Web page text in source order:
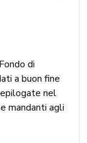
di
a buon fine
nel
mandanti agli